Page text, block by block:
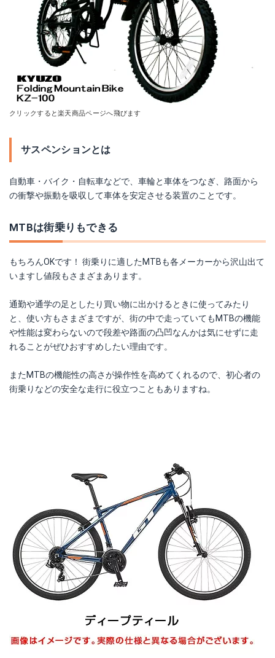
クリックすると楽天商品ページへ飛びます
サスペンションとは
自動車・バイク・自転車などで、車輪と車体をつなぎ、路面から
の衝撃や振動を吸収して車体を安定させる装置のことです。
MTBは街乗りもできる
もちろんOKです！ 街乗りに適したMTBも各メーカーから沢山出て
いますし値段もさまざまあります。
通勤や通学の足としたり買い物に出かけるときに使ってみたり
と、使い方もさまざまですが、街の中で走っていてもMTBの機能
や性能は変わらないので段差や路面の凸凹なんかは気にせずに走
れることがぜひおすすめしたい理由です。
またMTBの機能性の高さが操作性を高めてくれるので、初心者の
街乗りなどの安全な走行に役立つこともありますね。